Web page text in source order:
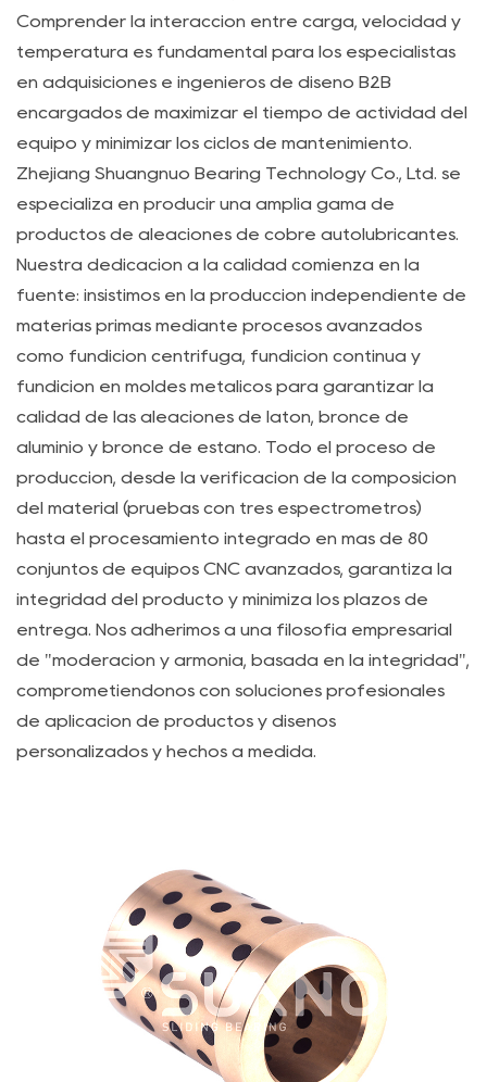
fotovoltaico:
límite
fotovoltaico
del
buje
de
bronce
sin
aceite
3
III.
Limitaciones
térmicas
y
degradación
del
material
temperatura
Comprender la interacción entre carga, velocidad y
temperatura es fundamental para los especialistas
en adquisiciones e ingenieros de diseño B2B
encargados de maximizar el tiempo de actividad del
equipo y minimizar los ciclos de mantenimiento.
Zhejiang Shuangnuo Bearing Technology Co., Ltd. se
especializa en producir una amplia gama de
productos de aleaciones de cobre autolubricantes.
Nuestra dedicación a la calidad comienza en la
fuente: insistimos en la producción independiente de
materias primas mediante procesos avanzados
como fundición centrífuga, fundición continua y
fundición en moldes metálicos para garantizar la
calidad de las aleaciones de latón, bronce de
aluminio y bronce de estaño. Todo el proceso de
producción, desde la verificación de la composición
del material (pruebas con tres espectrómetros)
hasta el procesamiento integrado en más de 80
conjuntos de equipos CNC avanzados, garantiza la
integridad del producto y minimiza los plazos de
entrega. Nos adherimos a una filosofía empresarial
de "moderación y armonía, basada en la integridad",
comprometiéndonos con soluciones profesionales
de aplicación de productos y diseños
personalizados y hechos a medida.